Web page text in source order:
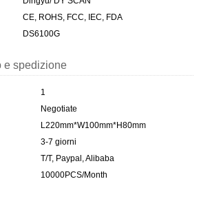
CE, ROHS, FCC, IEC, FDA
DS6100G
e spedizione
1
Negotiate
L220mm*W100mm*H80mm
3-7 giorni
T/T, Paypal, Alibaba
10000PCS/Month